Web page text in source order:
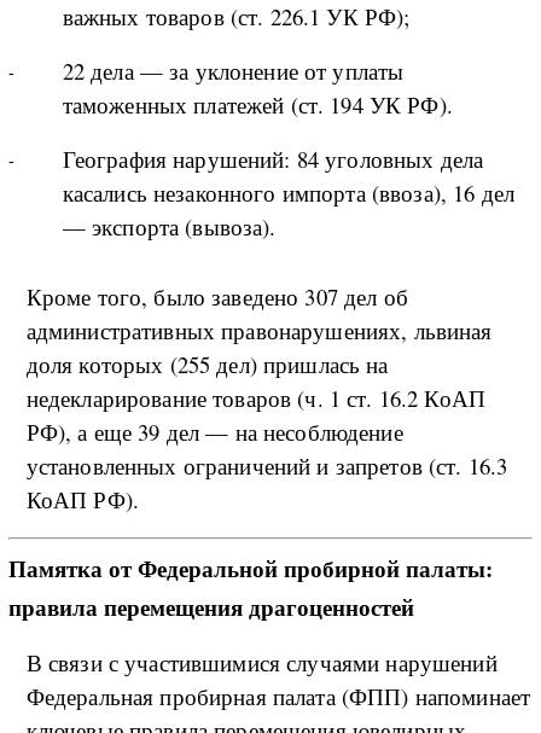
важных товаров (ст. 226.1 УК РФ);
22 дела — за уклонение от уплаты
таможенных платежей (ст. 194 УК РФ).
География нарушений: 84 уголовных дела
касались незаконного импорта (ввоза), 16 дел
— экспорта (вывоза).
Кроме того, было заведено 307 дел об
административных правонарушениях, львиная
доля которых (255 дел) пришлась на
недекларирование товаров (ч. 1 ст. 16.2 КоАП
РФ), а еще 39 дел — на несоблюдение
установленных ограничений и запретов (ст. 16.3
КоАП РФ).
Памятка от Федеральной пробирной палаты:
правила перемещения драгоценностей
В связи с участившимися случаями нарушений
Федеральная пробирная палата (ФПП) напоминает